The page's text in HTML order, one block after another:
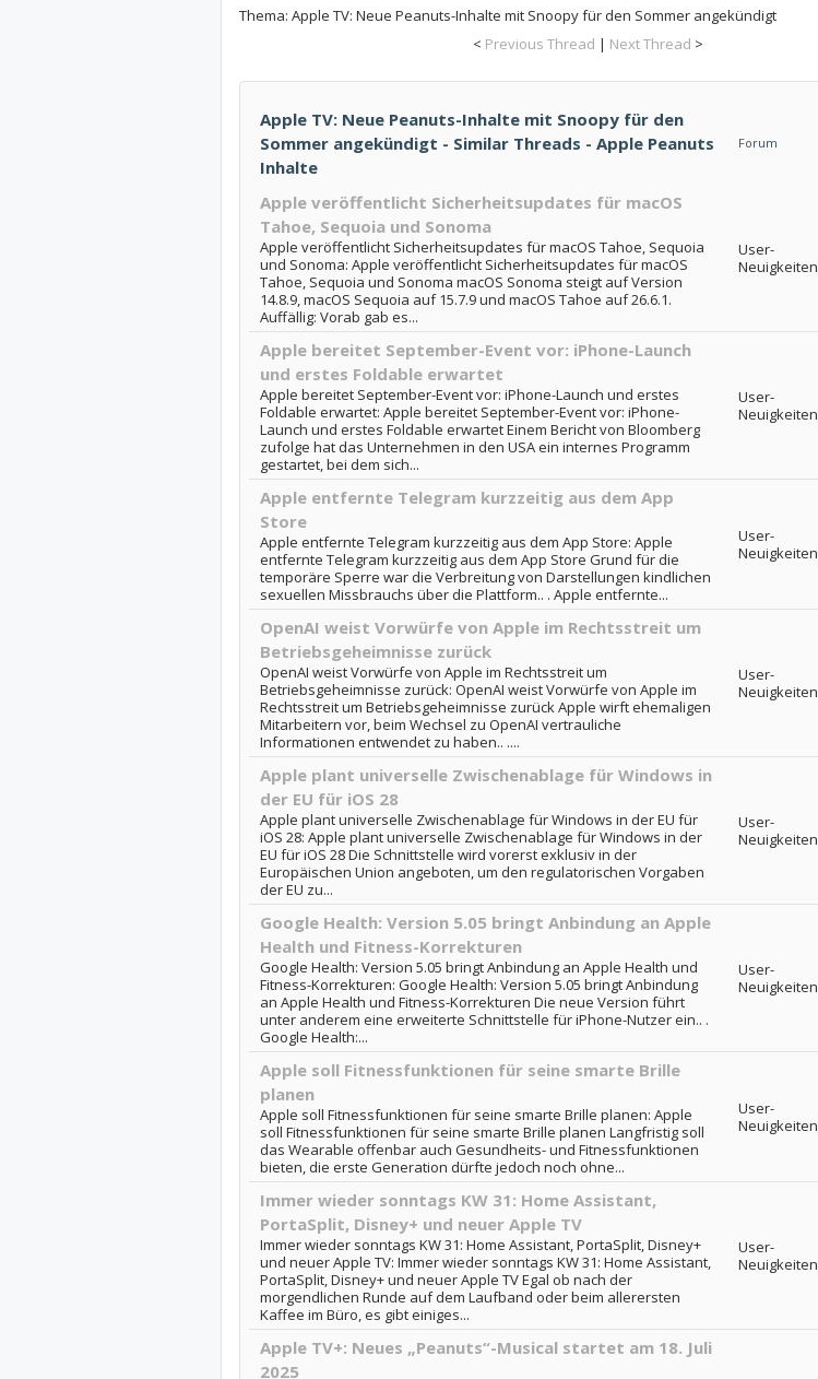
Thema: Apple TV: Neue Peanuts-Inhalte mit Snoopy für den Sommer angekündigt
< Previous Thread | Next Thread >
Apple TV: Neue Peanuts-Inhalte mit Snoopy für den
Sommer angekündigt - Similar Threads - Apple Peanuts
Inhalte
Forum
Apple veröffentlicht Sicherheitsupdates für macOS
Tahoe, Sequoia und Sonoma
Apple veröffentlicht Sicherheitsupdates für macOS Tahoe, Sequoia
und Sonoma: Apple veröffentlicht Sicherheitsupdates für macOS
Tahoe, Sequoia und Sonoma macOS Sonoma steigt auf Version
14.8.9, macOS Sequoia auf 15.7.9 und macOS Tahoe auf 26.6.1.
Auffällig: Vorab gab es...
User-
Neuigkeiten
Apple bereitet September-Event vor: iPhone-Launch
und erstes Foldable erwartet
Apple bereitet September-Event vor: iPhone-Launch und erstes
Foldable erwartet: Apple bereitet September-Event vor: iPhone-
Launch und erstes Foldable erwartet Einem Bericht von Bloomberg
zufolge hat das Unternehmen in den USA ein internes Programm
gestartet, bei dem sich...
User-
Neuigkeiten
Apple entfernte Telegram kurzzeitig aus dem App
Store
Apple entfernte Telegram kurzzeitig aus dem App Store: Apple
entfernte Telegram kurzzeitig aus dem App Store Grund für die
temporäre Sperre war die Verbreitung von Darstellungen kindlichen
sexuellen Missbrauchs über die Plattform.. . Apple entfernte...
User-
Neuigkeiten
OpenAI weist Vorwürfe von Apple im Rechtsstreit um
Betriebsgeheimnisse zurück
OpenAI weist Vorwürfe von Apple im Rechtsstreit um
Betriebsgeheimnisse zurück: OpenAI weist Vorwürfe von Apple im
Rechtsstreit um Betriebsgeheimnisse zurück Apple wirft ehemaligen
Mitarbeitern vor, beim Wechsel zu OpenAI vertrauliche
Informationen entwendet zu haben.. ....
User-
Neuigkeiten
Apple plant universelle Zwischenablage für Windows in
der EU für iOS 28
Apple plant universelle Zwischenablage für Windows in der EU für
iOS 28: Apple plant universelle Zwischenablage für Windows in der
EU für iOS 28 Die Schnittstelle wird vorerst exklusiv in der
Europäischen Union angeboten, um den regulatorischen Vorgaben
der EU zu...
User-
Neuigkeiten
Google Health: Version 5.05 bringt Anbindung an Apple
Health und Fitness-Korrekturen
Google Health: Version 5.05 bringt Anbindung an Apple Health und
Fitness-Korrekturen: Google Health: Version 5.05 bringt Anbindung
an Apple Health und Fitness-Korrekturen Die neue Version führt
unter anderem eine erweiterte Schnittstelle für iPhone-Nutzer ein.. .
Google Health:...
User-
Neuigkeiten
Apple soll Fitnessfunktionen für seine smarte Brille
planen
Apple soll Fitnessfunktionen für seine smarte Brille planen: Apple
soll Fitnessfunktionen für seine smarte Brille planen Langfristig soll
das Wearable offenbar auch Gesundheits- und Fitnessfunktionen
bieten, die erste Generation dürfte jedoch noch ohne...
User-
Neuigkeiten
Immer wieder sonntags KW 31: Home Assistant,
PortaSplit, Disney+ und neuer Apple TV
Immer wieder sonntags KW 31: Home Assistant, PortaSplit, Disney+
und neuer Apple TV: Immer wieder sonntags KW 31: Home Assistant,
PortaSplit, Disney+ und neuer Apple TV Egal ob nach der
morgendlichen Runde auf dem Laufband oder beim allerersten
Kaffee im Büro, es gibt einiges...
User-
Neuigkeiten
Apple TV+: Neues „Peanuts“-Musical startet am 18. Juli
2025